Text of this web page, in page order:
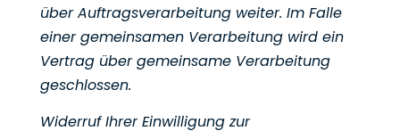
über Auftragsverarbeitung weiter. Im Falle
einer gemeinsamen Verarbeitung wird ein
Vertrag übergemeinsame Verarbeitung
geschlossen.
Widerruf Ihrer Einwilligung zur